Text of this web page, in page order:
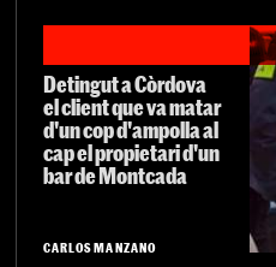
Detingut a Còrdova
el client que va matar
d'un cop d'ampolla al
cap el propietari d'un
bar de Montcada
CARLOS MANZANO